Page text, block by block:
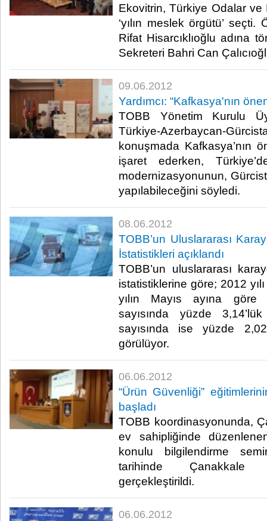
Ekovitrin, Türkiye Odalar ve
‘yılın meslek örgütü’
Rifat Hisarcıklıoğlu adına
Sekreteri Bahri Can
09.06.2012
Yardımcı: “Kafkasya'nın
TOBB Yönetim Kurulu
Türkiye-Azerbaycan-
konuşmada Kafkasya’nın
işaret ederken,
modernizasyonunun,
yapılabileceğini söyledi.​ ​
08.06.2012
TOBB’un Uluslararası
İstatistikleri açıklandı
TOBB’un uluslararası
istatistiklerine göre; 2012
yılın Mayıs ayına
sayısında yüzde
sayısında ise yüzde
görülüyor. ​ ​
06.06.2012
“Ürün Güvenliği”
başladı
TOBB koordinasyonunda,
ev sahipliğinde
konulu bilgilendirme
tarihinde Çanakkale
gerçekleştirildi.​ ​
06.06.2012